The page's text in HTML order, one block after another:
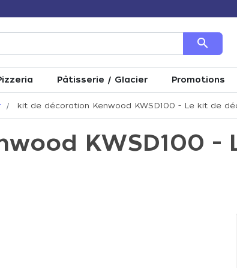
search
Pâtisserie / Glacier Promotions
kit de décoration Kenwood KWSD100 - Le kit de
KWSD100 -